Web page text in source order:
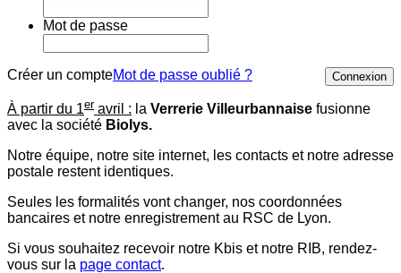
Mot de passe
Créer un compte Connexion
Mot de passe oublié ?
À partir du 1er avril : la Verrerie Villeurbannaise fusionne
avec la société Biolys.
Notre équipe, notre site internet, les contacts et notre adresse
postale restent identiques.
Seules les formalités vont changer, nos coordonnées
bancaires et notre enregistrement au RSC de Lyon.
Si vous souhaitez recevoir notre Kbis et notre RIB, rendez-
vous sur la page contact.